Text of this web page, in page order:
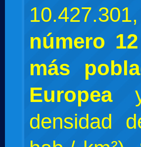
número 12
más
Europeay
densidad